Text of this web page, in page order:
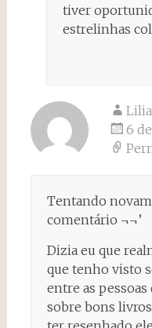
tiver
estrelinhas
6
Tentando
comentário ¬¬’
Dizia eu que
que tenho visto
entre as
sobre bons